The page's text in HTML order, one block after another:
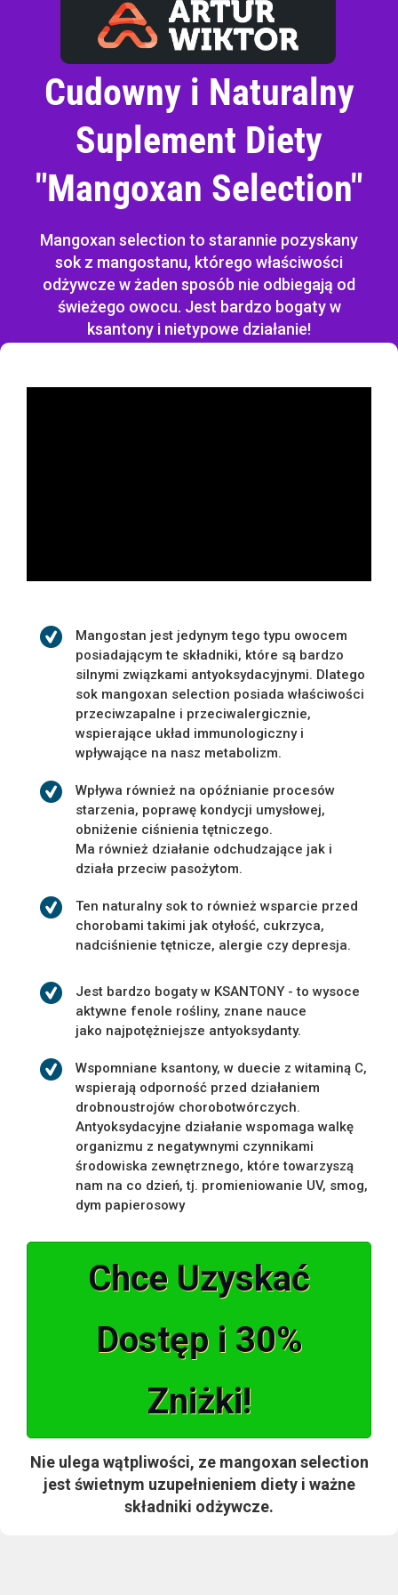
Cudowny i Naturalny
Suplement Diety
"Mangoxan Selection"
Mangoxan selection to starannie pozyskany
sok z mangostanu, którego właściwości
odżywcze w żaden sposób nie odbiegają od
świeżego owocu. Jest bardzo bogaty w
ksantony i nietypowe działanie!
Mangostan jest jedynym tego typu owocem
posiadającym te składniki, które są bardzo
silnymi związkami antyoksydacyjnymi. Dlatego
sok mangoxan selection posiada właściwości
przeciwzapalne i przeciwalergicznie,
wspierające układ immunologiczny i
wpływające na nasz metabolizm.
Wpływa również na opóźnianie procesów
starzenia, poprawę kondycji umysłowej,
obniżenie ciśnienia tętniczego.
Ma również działanie odchudzające jak i
działa przeciw pasożytom.
Ten naturalny sok to również wsparcie przed
chorobami takimi jak otyłość, cukrzyca,
nadciśnienie tętnicze, alergie czy depresja.
Jest bardzo bogaty w KSANTONY - to wysoce
aktywne fenole rośliny, znane nauce
jako najpotężniejsze antyoksydanty.
Wspomniane ksantony, w duecie z witaminą C,
wspierają odporność przed działaniem
drobnoustrojów chorobotwórczych.
Antyoksydacyjne działanie wspomaga walkę
organizmu z negatywnymi czynnikami
środowiska zewnętrznego, które towarzyszą
nam na co dzień, tj. promieniowanie UV, smog,
dym papierosowy
Chce Uzyskać
Dostęp i 30%
Zniżki!
Nie ulega wątpliwości, ze mangoxan selection
jest świetnym uzupełnieniem diety i ważne
składniki odżywcze.